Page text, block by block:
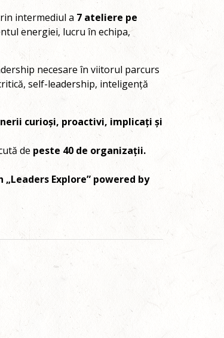
intermediul a 7 ateliere pe
energiei, lucru în echipa,
necesare în viitorul parcurs
self-leadership, inteligență
curioși, proactivi, implicați și
de peste 40 de organizații.
Explore” powered by